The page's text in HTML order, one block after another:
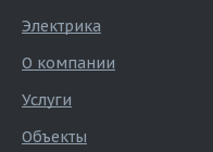
Электрика
О компании
Услуги
Объекты